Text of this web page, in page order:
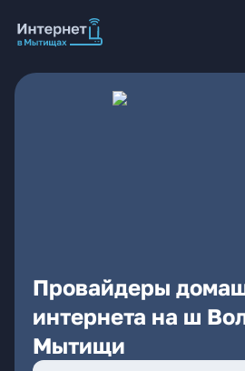
Провайдеры
интернета на ш
Мытищи